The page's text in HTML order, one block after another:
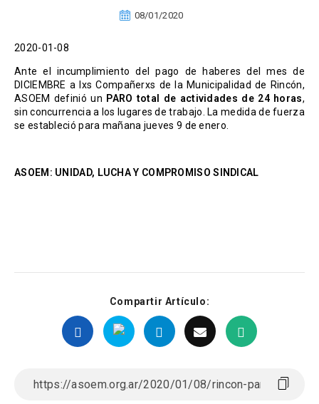
08/01/2020
2020-01-08
Ante el incumplimiento del pago de haberes del mes de
DICIEMBRE a lxs Compañerxs de la Municipalidad de Rincón,
ASOEM definió un PARO total de actividades de 24 horas,
sin concurrencia a los lugares de trabajo. La medida de fuerza
se estableció para mañana jueves 9 de enero.
ASOEM: UNIDAD, LUCHA Y COMPROMISO SINDICAL
Compartir Artículo: